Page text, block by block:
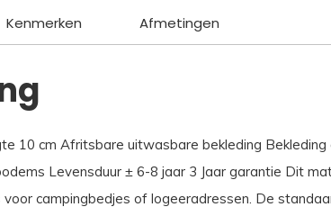
Kenmerken Afmetingen
10 cm Afritsbare uitwasbare bekleding
Levensduur ± 6-8 jaar 3 Jaar garantie Dit
campingbedjes of logeeradressen. De